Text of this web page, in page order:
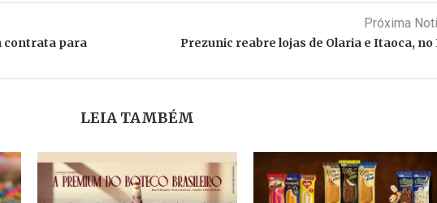
contrata para
Próxima
Prezunic reabre lojas de Olaria e Itaoca, no
LEIA TAMBÉM